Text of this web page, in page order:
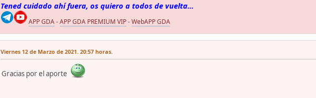
Tened cuidado ahí fuera, os quiero a todos de vuelta...
APP GDA-APP GDA PREMIUM VIP-WebAPP GDA
Viernes 12 de Marzo de 2021. 20:57 horas.
Gracias por el aporte